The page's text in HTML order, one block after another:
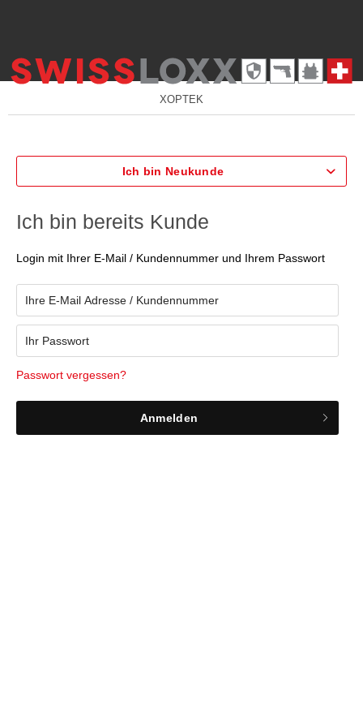
XOPTEK
Ich bin Neukunde
Ich bin bereits Kunde
Login mit Ihrer E-Mail / Kundennummer und Ihrem Passwort
Passwort vergessen?
Anmelden